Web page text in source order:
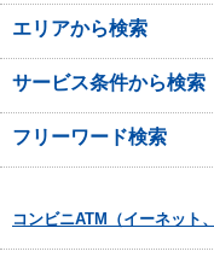
エリアから検索
サービス条件から検索
フリーワード検索
コンビニATM（イーネット